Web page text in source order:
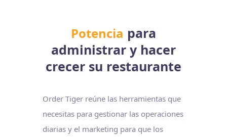
Potencia para
administrar y hacer
crecer su restaurante
Order Tiger reúne las herramientas que
necesitas para gestionar las operaciones
diarias y el marketing para que los